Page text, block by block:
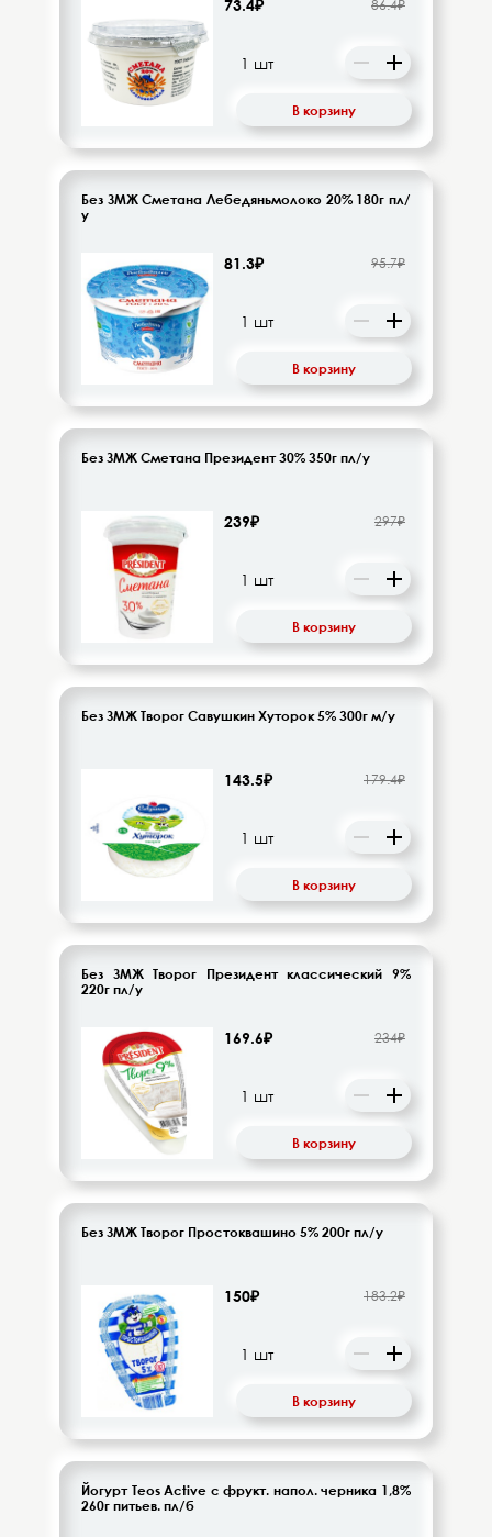
73.4₽ 86.4₽
В корзину
Без ЗМЖ Сметана Лебедяньмолоко 20% 180г пл/
у
81.3₽ 95.7₽
В корзину
Без ЗМЖ Сметана Президент 30% 350г пл/у
239₽ 297₽
В корзину
Без ЗМЖ Творог Савушкин Хуторок 5% 300г м/у
143.5₽ 179.4₽
В корзину
Без ЗМЖ Творог Президент классический 9%
220г пл/у
169.6₽ 234₽
В корзину
Без ЗМЖ Творог Простоквашино 5% 200г пл/у
150₽ 183.2₽
В корзину
Йогурт Teos Active с фрукт. напол. черника 1,8%
260г питьев. пл/б